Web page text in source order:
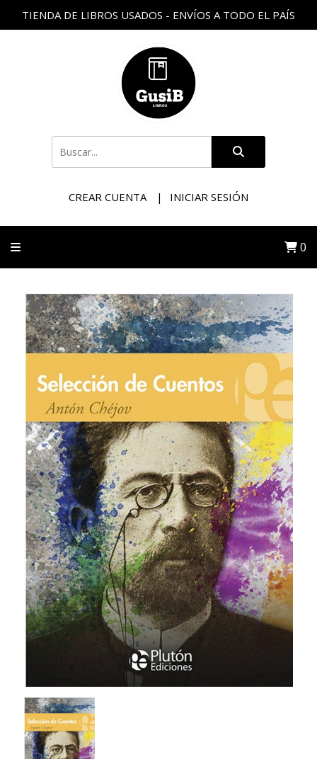
TIENDA DE LIBROS USADOS - ENVÍOS A TODO EL PAÍS
CREAR CUENTA INICIAR SESIÓN
0